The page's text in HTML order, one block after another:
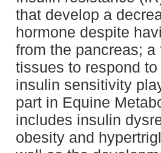
that develop a
hormone despite
from the pancreas;
tissues to respond
insulin sensitivity
part in Equine
includes insulin
obesity and